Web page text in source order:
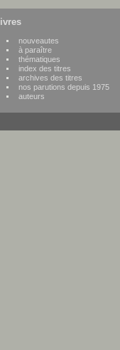
livres
nouveautes
à paraître
thématiques
index des titres
archives des titres
nos parutions depuis 1975
auteurs